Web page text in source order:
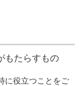
もたらすもの
に役立つことをご